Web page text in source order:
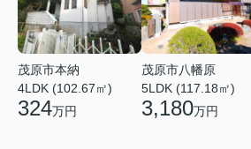
茂原市本納
4LDK (102.67㎡)
324万円
茂原市八幡原
5LDK (117.18㎡)
3,180万円